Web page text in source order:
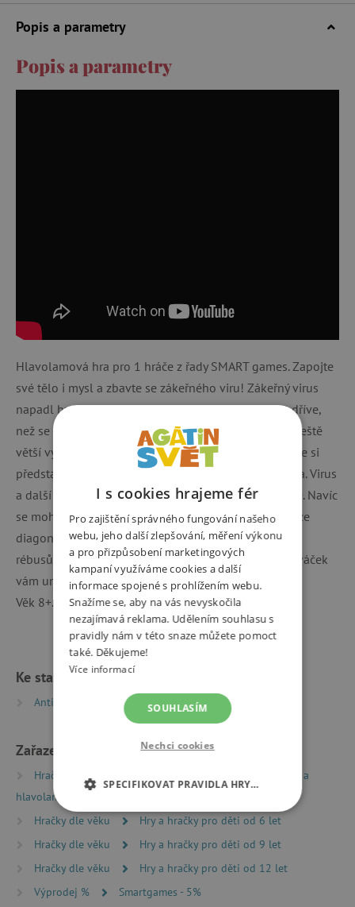
Popis a parametry
Popis a parametry
Hlavolamová hra pro 1 hráče z řady SMART games. Zapojte
své tělo i mysl a zbavte se zákeřného viru! Zákeřný virus
napadl buňku lidského těla. Dokážete se ho zbavit dříve,
než se rozmnoží a napadne další buňky? Tato hra je ještě
větší výzvou, než to na první pohled vypadá. Dokážete si
představit, že uvnitře buňky zrovna není mnoho místa. Virus
a další molekuly se stále blokují a překážejí si v cestě. Navíc
se mohou pohybovat i ve skupinách a hýbou se pouze
diagonálně. Nikdo neodolá této nakažlivé zábavě. 60
rébusů vám přinese dlouhé hodiny zábavy. Cestovní váček
vám umožní vzít si hru kamkoli s sebou.
Věk 8+.
Ke stažení
Antivirus_pravidla | PDF | 0.66 MB
Zařazeno v kategoriích
Hračky dle typu
Logické hry a
hlavolamy
Hračky dle věku
Hry a hračky pro děti od 6 let
Hračky dle věku
Hry a hračky pro děti od 9 let
Hračky dle věku
Hry a hračky pro děti od 12 let
Výprodej %
Smartgames - 5%
I s cookies hrajeme fér
Pro zajištění správného fungování našeho
webu, jeho další zlepšování, měření výkonu
a pro přizpůsobení marketingových
kampaní využíváme cookies a další
informace spojené s prohlížením webu.
Snažíme se, aby na vás nevyskočila
nezajímavá reklama. Udělením souhlasu s
pravidly nám v této snaze můžete pomoct
také. Děkujeme!
Více informací
SOUHLASÍM
Nechci cookies
SPECIFIKOVAT PRAVIDLA HRY…
NEZBYTNĚ NUTNÉ COOKIES
ANALYTICKÉ COOKIES
MARKETINGOVÉ COOKIES